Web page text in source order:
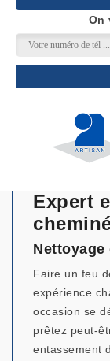
On
Expert
Nettoyage
Faire un feu
expérience
occasion se
prêtez peut-
entassement